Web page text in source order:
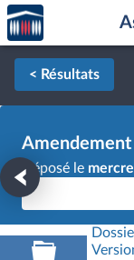
Aller au contenu
Aller en bas de la
Accèder
à la
page
d'accueil
< Résultats
Amendement
Déposé le